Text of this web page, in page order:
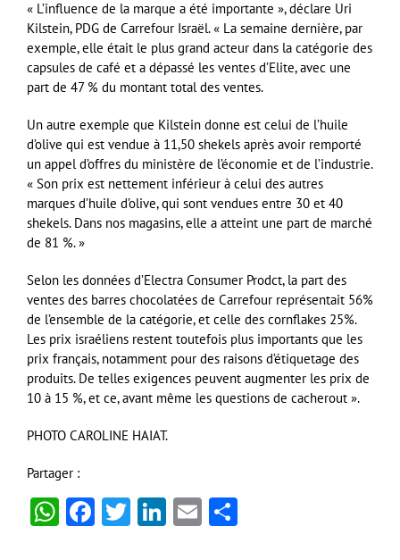
« L’influence de la marque a été importante », déclare Uri
Kilstein, PDG de Carrefour Israël. « La semaine dernière, par
exemple, elle était le plus grand acteur dans la catégorie des
capsules de café et a dépassé les ventes d’Elite, avec une
part de 47 % du montant total des ventes.
Un autre exemple que Kilstein donne est celui de l’huile
d’olive qui est vendue à 11,50 shekels après avoir remporté
un appel d’offres du ministère de l’économie et de l’industrie.
« Son prix est nettement inférieur à celui des autres
marques d’huile d’olive, qui sont vendues entre 30 et 40
shekels. Dans nos magasins, elle a atteint une part de marché
de 81 %. »
Selon les données d’Electra Consumer Prodct, la part des
ventes des barres chocolatées de Carrefour représentait 56%
de l’ensemble de la catégorie, et celle des cornflakes 25%.
Les prix israéliens restent toutefois plus importants que les
prix français, notamment pour des raisons d’étiquetage des
produits. De telles exigences peuvent augmenter les prix de
10 à 15 %, et ce, avant même les questions de cacherout ».
PHOTO CAROLINE HAIAT.
Partager :
WhatsApp
Facebook
Twitter
LinkedIn
Email